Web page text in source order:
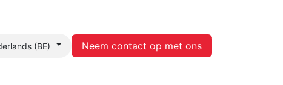
(BE) Neem contact op met ons